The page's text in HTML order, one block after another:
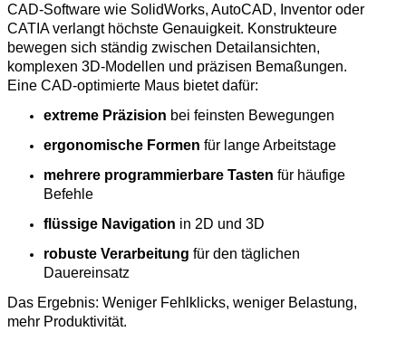
CAD‑Software wie SolidWorks, AutoCAD, Inventor oder
CATIA verlangt höchste Genauigkeit. Konstrukteure
bewegen sich ständig zwischen Detailansichten,
komplexen 3D‑Modellen und präzisen Bemaßungen.
Eine CAD‑optimierte Maus bietet dafür:
extreme Präzision bei feinsten Bewegungen
ergonomische Formen für lange Arbeitstage
mehrere programmierbare Tasten für häufige
Befehle
flüssige Navigation in 2D und 3D
robuste Verarbeitung für den täglichen
Dauereinsatz
Das Ergebnis: Weniger Fehlklicks, weniger Belastung,
mehr Produktivität.